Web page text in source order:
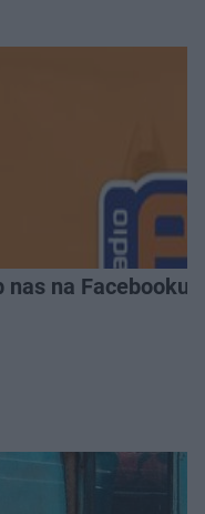
na Facebooku!